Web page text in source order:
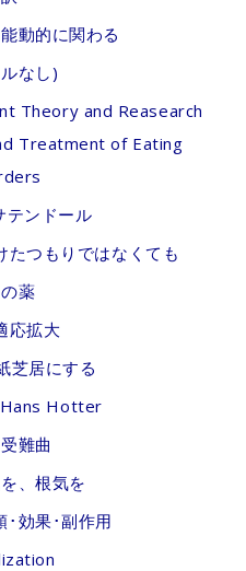
動的に関わる
なし)
Theory and Reasearch
Treatment of Eating
ンドール
たつもりではなくても
薬
応拡大
芝居にする
Hans Hotter
難曲
、根気を
･効果･副作用